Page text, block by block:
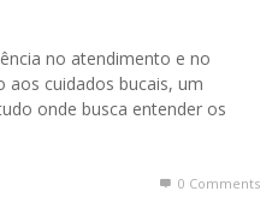
no atendimento e no
aos cuidados bucais, um
onde busca entender os
0 Comments